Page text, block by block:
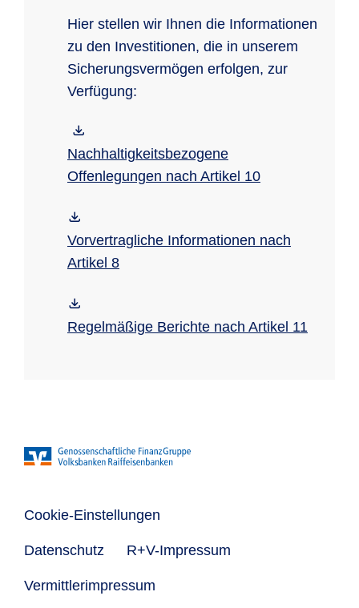
Hier stellen wir Ihnen die Informationen
zu den Investitionen, die in unserem
Sicherungsvermögen erfolgen, zur
Verfügung:
Nachhaltigkeitsbezogene
Offenlegungen nach Artikel 10
Vorvertragliche Informationen nach
Artikel 8
Regelmäßige Berichte nach Artikel 11
Cookie-Einstellungen
Datenschutz R+V-Impressum
Vermittlerimpressum